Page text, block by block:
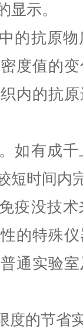
显示。
的抗原
度值的
内的抗
如有成
短时间内
疫没技
的特殊
通实验
度的节省